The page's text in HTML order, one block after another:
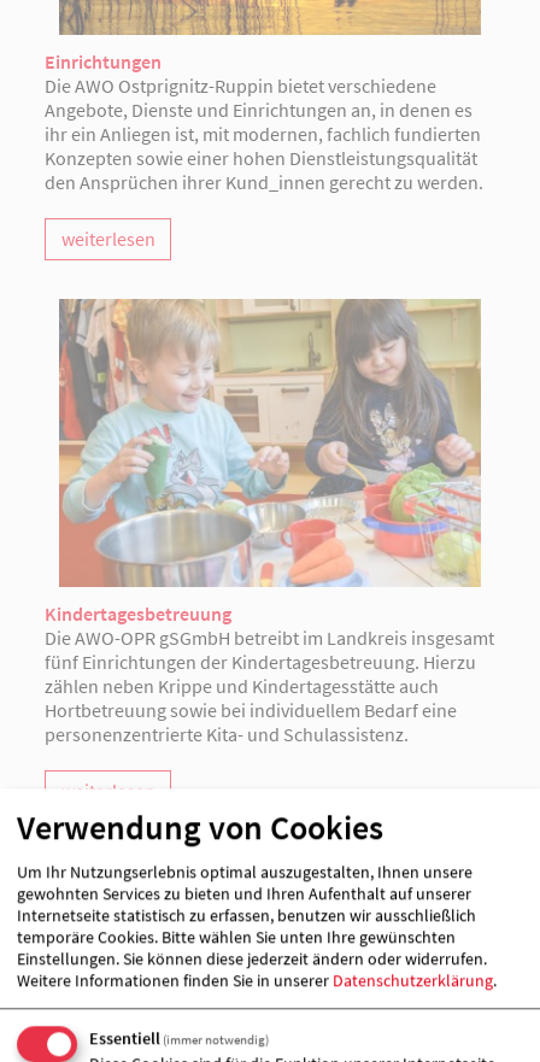
Einrichtungen
Die AWO Ostprignitz-Ruppin bietet verschiedene
Angebote, Dienste und Einrichtungen an, in denen es
ihr ein Anliegen ist, mit modernen, fachlich fundierten
Konzepten sowie einer hohen Dienstleistungsqualität
den Ansprüchen ihrer Kund_innen gerecht zu werden.
weiterlesen
Kindertagesbetreuung
Die AWO-OPR gSGmbH betreibt im Landkreis insgesamt
fünf Einrichtungen der Kindertagesbetreuung. Hierzu
zählen neben Krippe und Kindertagesstätte auch
Hortbetreuung sowie bei individuellem Bedarf eine
personenzentrierte Kita- und Schulassistenz.
weiterlesen
Verwendung von Cookies
Um Ihr Nutzungserlebnis optimal auszugestalten, Ihnen unsere
gewohnten Services zu bieten und Ihren Aufenthalt auf unserer
Internetseite statistisch zu erfassen, benutzen wir ausschließlich
temporäre Cookies. Bitte wählen Sie unten Ihre gewünschten
Einstellungen. Sie können diese jederzeit ändern oder widerrufen.
Weitere Informationen finden Sie in unserer Datenschutzerklärung.
Essentiell (immer notwendig)